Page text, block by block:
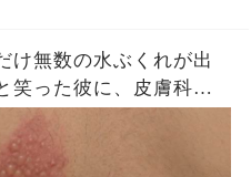
け無数の水ぶくれが出
った彼に、皮膚科医